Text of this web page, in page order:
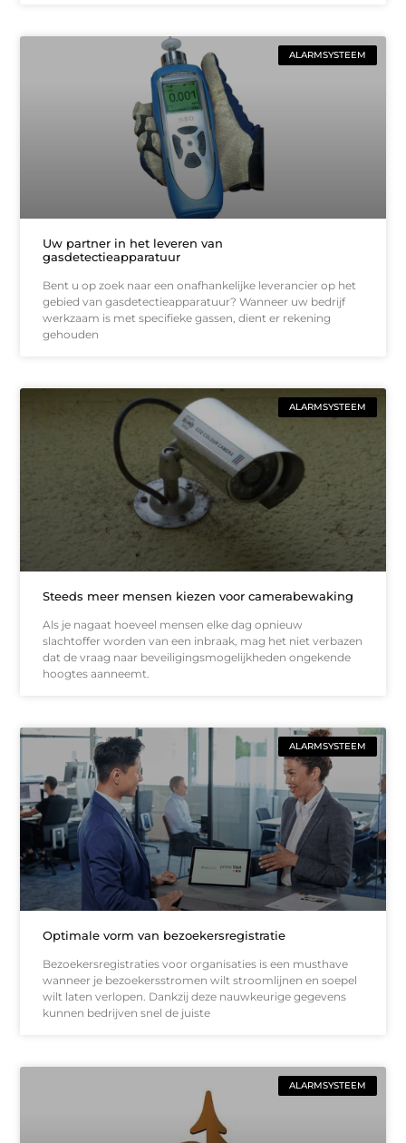
ALARMSYSTEEM
Uw partner in het leveren van
gasdetectieapparatuur
Bent u op zoek naar een onafhankelijke leverancier op het
gebied van gasdetectieapparatuur? Wanneer uw bedrijf
werkzaam is met specifieke gassen, dient er rekening
gehouden
ALARMSYSTEEM
Steeds meer mensen kiezen voor camerabewaking
Als je nagaat hoeveel mensen elke dag opnieuw
slachtoffer worden van een inbraak, mag het niet verbazen
dat de vraag naar beveiligingsmogelijkheden ongekende
hoogtes aanneemt.
ALARMSYSTEEM
Optimale vorm van bezoekersregistratie
Bezoekersregistraties voor organisaties is een musthave
wanneer je bezoekersstromen wilt stroomlijnen en soepel
wilt laten verlopen. Dankzij deze nauwkeurige gegevens
kunnen bedrijven snel de juiste
ALARMSYSTEEM